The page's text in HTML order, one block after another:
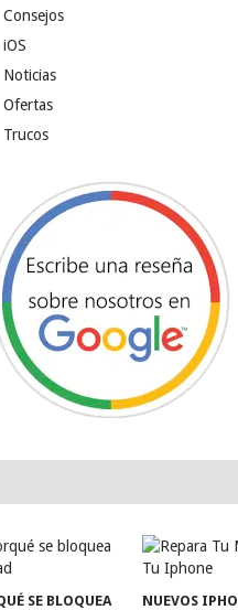
Consejos
iOS
Noticias
Ofertas
Trucos
SE BLOQUEA NUEVOS